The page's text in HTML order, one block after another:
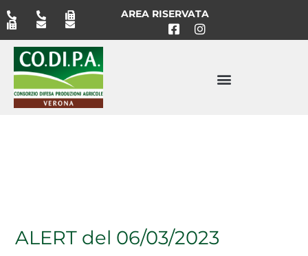
Vai
al
contenuto
AREA RISERVATA
ALERT del 06/03/2023